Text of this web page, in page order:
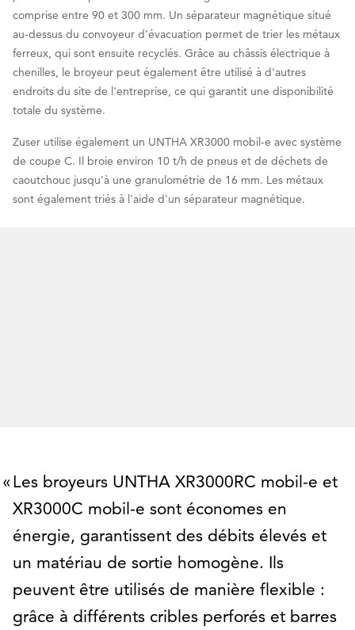
comprise entre 90 et 300 mm. Un séparateur magnétique situé
au-dessus du convoyeur d’évacuation permet de trier les métaux
ferreux, qui sont ensuite recyclés. Grâce au châssis électrique à
chenilles, le broyeur peut également être utilisé à d'autres
endroits du site de l'entreprise, ce qui garantit une disponibilité
totale du système.
Zuser utilise également un UNTHA XR3000 mobil-e avec système
de coupe C. Il broie environ 10 t/h de pneus et de déchets de
caoutchouc jusqu'à une granulométrie de 16 mm. Les métaux
sont également triés à l'aide d'un séparateur magnétique.
Les broyeurs UNTHA XR3000RC mobil-e et
XR3000C mobil-e sont économes en
énergie, garantissent des débits élevés et
un matériau de sortie homogène. Ils
peuvent être utilisés de manière flexible :
grâce à différents cribles perforés et barres